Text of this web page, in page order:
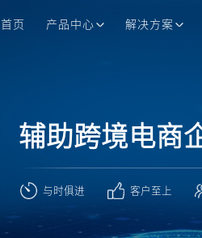
首页 产品中心 解决方案
辅助跨境电商
与时俱进 客户至上